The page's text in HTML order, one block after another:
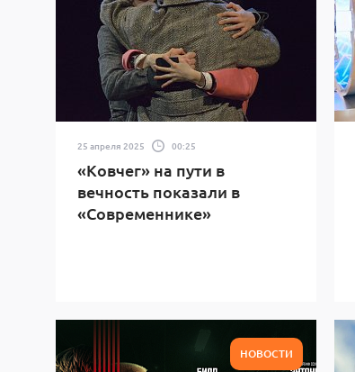
25 апреля 2025 00:25
«Ковчег» на пути в
вечность показали в
«Современнике»
НОВОСТИ